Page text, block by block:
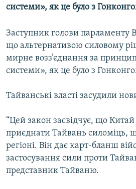
СПЕЦПРОЄКТИ
ПОДКАСТИ
КРИМ РЕАЛІЇ
РУС
ДОЛУЧАЙСЯ!
системи», як це було з
Заступник голови парламенту
що альтернативою силовому
мирне возз’єднання за
системи», як це було з
Тайванські власті засудили
“Цей закон засвідчує, що
приєднати Тайвань силоміць,
регіоні. Він дає карт-бланш
застосування сили проти
представник Тайваню.